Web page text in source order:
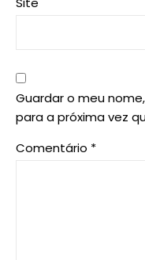
Guardar o meu
para a próxima vez
Comentário *